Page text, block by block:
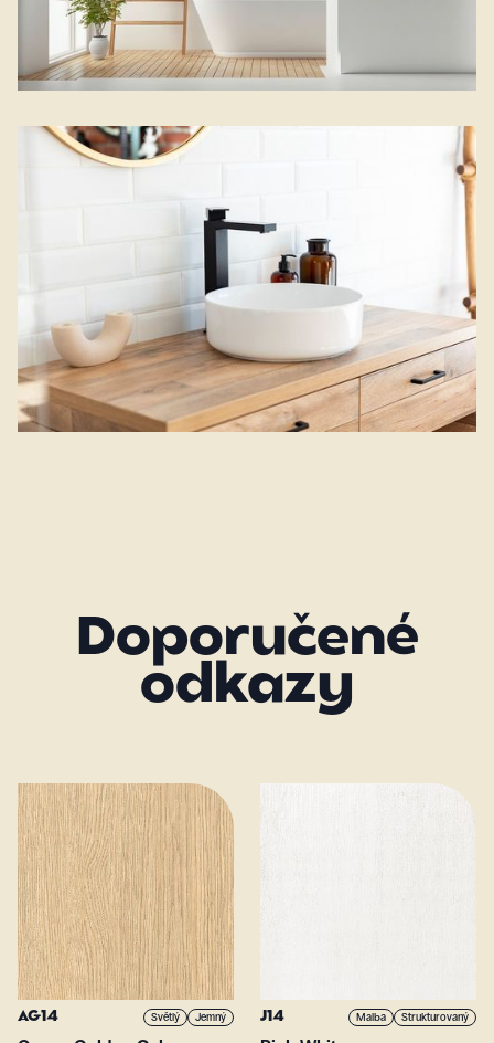
Doporučené
odkazy
AG14 Světlý Jemný J14 Malba Strukturovaný